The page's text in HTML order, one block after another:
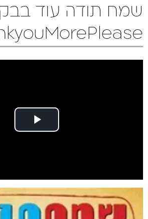
שמח תודה עוד